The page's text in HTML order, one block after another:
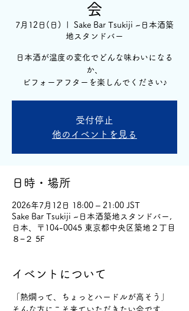
会
7月12日(日)
Sake Bar Tsukiji ~日本酒築
地スタンドバー
日本酒が温度の変化でどんな味わいになる
か、
ビフォーアフターを楽しんでください♪
受付停止
他のイベントを見る
日時・場所
2026年7月12日 18:00 – 21:00 JST
Sake Bar Tsukiji ~日本酒築地スタンドバー,
日本、〒104-0045 東京都中央区築地２丁目
８−２ 5F
イベントについて
「熱燗って、ちょっとハードルが高そう」
そんな方にこそ来ていただきたい会です。